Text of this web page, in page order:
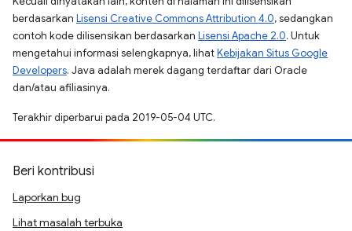
berdasarkan Lisensi Creative Commons Attribution 4.0, sedangkan
contoh kode dilisensikan berdasarkan Lisensi Apache 2.0. Untuk
mengetahui informasi selengkapnya, lihatKebijakan Situs Google
Developers. Java adalah merek dagang terdaftar dari Oracle
dan/atau afiliasinya.
Terakhir diperbarui pada 2019-05-04 UTC.
Beri kontribusi
Laporkan bug
Lihat masalah terbuka